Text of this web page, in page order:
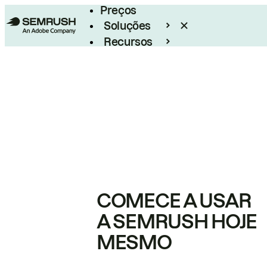
Preços
Soluções
Recursos
COMECE A USAR
A SEMRUSH HOJE
MESMO